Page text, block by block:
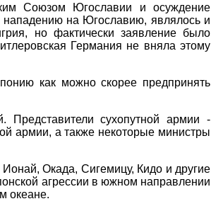
Союзом Югославии и осуждение
нападению на Югославию, являлось и
но фактически заявление было
Германия не вняла этому
как можно скорее предпринять
Представители сухопутной армии -
армии, а также некоторые министры
Окада, Сигемицу, Кидо и другие
агрессии в южном направлении
океане.